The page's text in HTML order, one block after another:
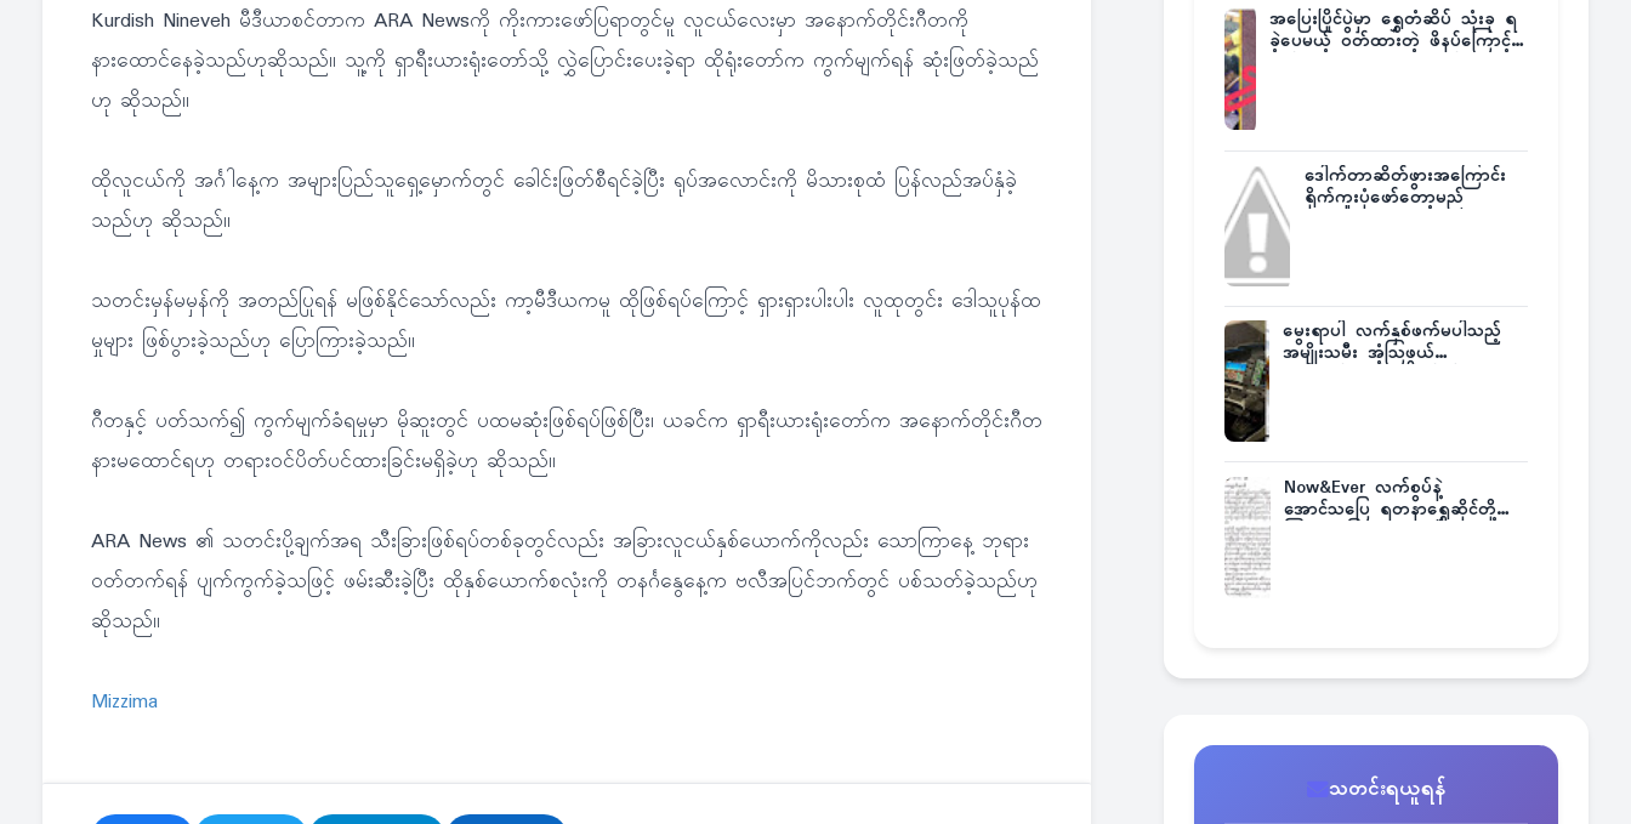
Kurdish Nineveh မီဒီယာစင်တာက ARA Newsကို ကိုးကားဖော်ပြရာတွင်မူ လူငယ်လေးမှာ အနောက်တိုင်းဂီတကို
နားထောင်နေခဲ့သည်ဟုဆိုသည်။ သူ့ကို ရှာရီးယားရုံးတော်သို့ လွှဲပြောင်းပေးခဲ့ရာ ထိုရုံးတော်က ကွက်မျက်ရန် ဆုံးဖြတ်ခဲ့သည်
ဟု ဆိုသည်။
ထိုလူငယ်ကို အင်္ဂါနေ့က အများပြည်သူရှေ့မှောက်တွင် ခေါင်းဖြတ်စီရင်ခဲ့ပြီး ရုပ်အလောင်းကို မိသားစုထံ ပြန်လည်အပ်နှံခဲ့
သည်ဟု ဆိုသည်။
သတင်းမှန်မမှန်ကို အတည်ပြုရန် မဖြစ်နိုင်သော်လည်း ကာ့မီဒီယကမူ ထိုဖြစ်ရပ်ကြောင့် ရှားရှားပါးပါး လူထုတွင်း ဒေါသူပုန်ထ
မှုများ ဖြစ်ပွားခဲ့သည်ဟု ပြောကြားခဲ့သည်။
ဂီတနှင့် ပတ်သက်၍ ကွက်မျက်ခံရမှုမှာ မိုဆူးတွင် ပထမဆုံးဖြစ်ရပ်ဖြစ်ပြီး၊ ယခင်က ရှာရီးယားရုံးတော်က အနောက်တိုင်းဂီတ
နားမထောင်ရဟု တရားဝင်ပိတ်ပင်ထားခြင်းမရှိခဲ့ဟု ဆိုသည်။
ARA News ၏ သတင်းပို့ချက်အရ သီးခြားဖြစ်ရပ်တစ်ခုတွင်လည်း အခြားလူငယ်နှစ်ယောက်ကိုလည်း သောကြာနေ့ ဘုရား
ဝတ်တက်ရန် ပျက်ကွက်ခဲ့သဖြင့် ဖမ်းဆီးခဲ့ပြီး ထိုနှစ်ယောက်စလုံးကို တနင်္ဂနွေနေ့က ဗလီအပြင်ဘက်တွင် ပစ်သတ်ခဲ့သည်ဟု
ဆိုသည်။
Mizzima
အပြေးပြိုင်ပွဲမှာ ရွှေတံဆိပ် သုံးခု ရ
ခဲ့ပေမယ့် ဝတ်ထားတဲ့ ဖိနပ်ကြောင့်
ဒေါက်တာဆိတ်ဖွားအကြောင်း
ရိုက်ကူးပုံဖော်တော့မည်
မွေးရာပါ လက်နှစ်ဖက်မပါသည့်
အမျိုးသမီး အံ့သြဖွယ်
Now&Ever လက်စွပ်နဲ့
အောင်သပြေ ရတနာရွှေဆိုင်တို့
သတင်းရယူရန်